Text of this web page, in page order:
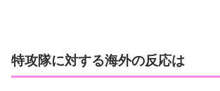
特攻隊に対する海外の反応は